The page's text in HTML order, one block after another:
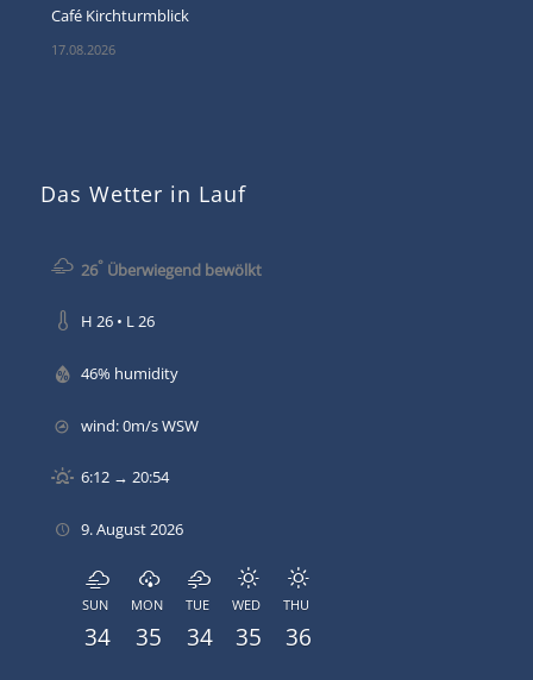
Café Kirchturmblick
17.08.2026
Das Wetter in Lauf
26°Überwiegend bewölkt
H 26 • L 26
46% humidity
wind: 0m/s WSW
6:12 → 20:54
9. August 2026
SUN
34
MON
35
TUE
34
WED
35
THU
36